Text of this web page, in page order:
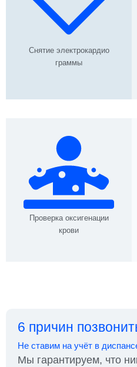
Снятие электрокардио
граммы
Проверка оксигенации
крови
6 причин
Не ставим на учёт в
Мы гарантируем, что